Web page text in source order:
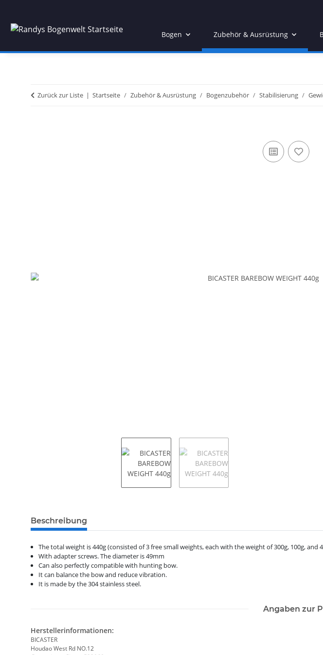
Bogen Zubehör & Ausrüstung
Zurück zur Liste Startseite Zubehör & Ausrüstung Bogenzubehör Stabilisierung
weitere Registerkarten anzeigen
Beschreibung
The total weight is 440g (consisted of 3 free small weights, each with the weight of 300g, 100g, and
With adapter screws. The diameter is 49mm
Can also perfectly compatible with hunting bow.
It can balance the bow and reduce vibration.
It is made by the 304 stainless steel.
Angaben zur
Herstellerinformationen:
BICASTER
Houdao West Rd NO.12